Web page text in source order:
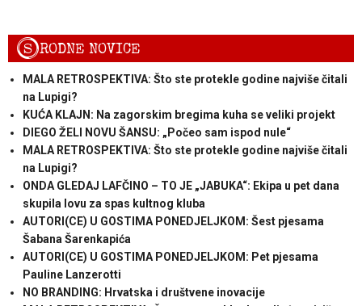
SRODNE NOVICE
MALA RETROSPEKTIVA: Što ste protekle godine najviše čitali
na Lupigi?
KUĆA KLAJN: Na zagorskim bregima kuha se veliki projekt
DIEGO ŽELI NOVU ŠANSU: „Počeo sam ispod nule“
MALA RETROSPEKTIVA: Što ste protekle godine najviše čitali
na Lupigi?
ONDA GLEDAJ LAFČINO – TO JE „JABUKA“: Ekipa u pet dana
skupila lovu za spas kultnog kluba
AUTORI(CE) U GOSTIMA PONEDJELJKOM: Šest pjesama
Šabana Šarenkapića
AUTORI(CE) U GOSTIMA PONEDJELJKOM: Pet pjesama
Pauline Lanzerotti
NO BRANDING: Hrvatska i društvene inovacije